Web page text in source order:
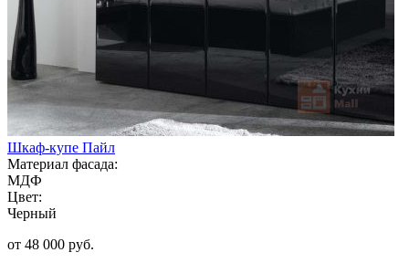
Шкаф-купе Пайл
Материал фасада:
МДФ
Цвет:
Черный
от 48 000 руб.